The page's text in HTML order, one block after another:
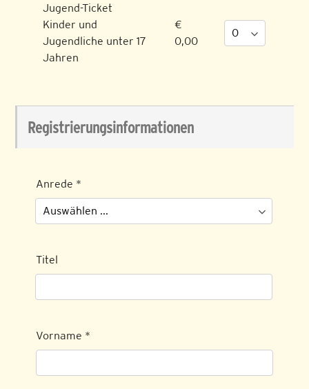
Jugend-Ticket
Kinder und
Jugendliche unter 17
Jahren
€
0,00
Registrierungsinformationen
Anrede *
Titel
Vorname *